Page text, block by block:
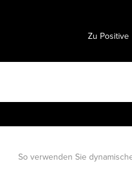
Zu
So verwenden Sie